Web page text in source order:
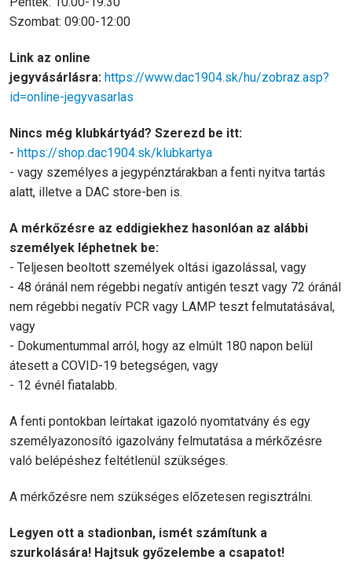
Szombat: 09:00-12:00
Link az online
jegyvásárlásra: https://www.dac1904.sk/hu/zobraz.asp?
id=online-jegyvasarlas
Nincs még klubkártyád? Szerezd be itt:
- https://shop.dac1904.sk/klubkartya
- vagy személyes a jegypénztárakban a fenti nyitva tartás
alatt, illetve a DAC store-ben is.
A mérkőzésre az eddigiekhez hasonlóan az alábbi
személyek léphetnek be:
- Teljesen beoltott személyek oltási igazolással, vagy
- 48 óránál nem régebbi negatív antigén teszt vagy 72 óránál
nem régebbi negatív PCR vagy LAMP teszt felmutatásával,
vagy
- Dokumentummal arról, hogy az elmúlt 180 napon belül
átesett a COVID-19 betegségen, vagy
- 12 évnél fiatalabb.
A fenti pontokban leírtakat igazoló nyomtatvány és egy
személyazonosító igazolvány felmutatása a mérkőzésre
való belépéshez feltétlenül szükséges.
A mérkőzésre nem szükséges előzetesen regisztrálni.
Legyen ott a stadionban, ismét számítunk a
szurkolására! Hajtsuk győzelembe a csapatot!